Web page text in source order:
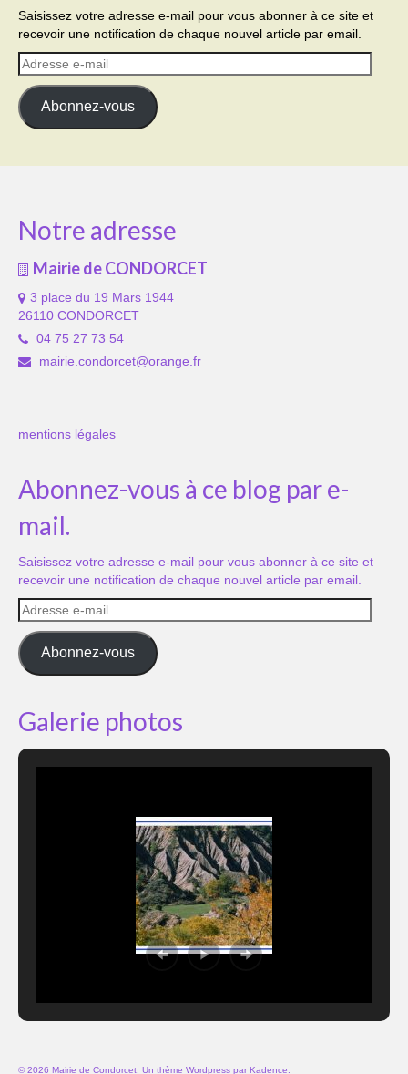
Saisissez votre adresse e-mail pour vous abonner à ce site et
recevoir une notification de chaque nouvel article par email.
Adresse
e-
mail
Abonnez-vous
Notre adresse
Mairie de CONDORCET
3 place du 19 Mars 1944
26110 CONDORCET
04 75 27 73 54
mairie.condorcet@orange.fr
mentions légales
Abonnez-vous à ce blog par e-
mail.
Saisissez votre adresse e-mail pour vous abonner à ce site et
recevoir une notification de chaque nouvel article par email.
Adresse
e-
mail
Abonnez-vous
Galerie photos
© 2026 Mairie de Condorcet. Un thème Wordpress par Kadence.